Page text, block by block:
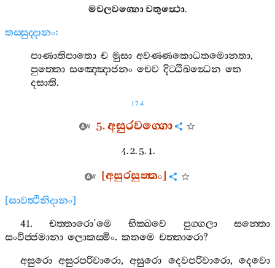
මචලවග‍්ගොචතුත්‍ථො.
තස‍්සුද‍්දානං:
පාණාතිපාතො ච මුසා අවණ‍්ණකොධතමොනතා,
පුත‍්තො සඤ‍්ඤොජනං චෙව දිට‍්ඨිඛන්‍ධෙන තෙ
දසාති.
174
5.අසුරවග‍්ගො
4. 2. 5. 1.
[අසුරසුත‍්තං]
[සාවත්‍ථිනිදානං]
41. චත‍්තාරො’මෙ භික‍්ඛවෙ පුග‍්ගලා
සන‍්තො
සංවිජ‍්ජමානා ලොකස‍්මිං. කතමෙ චත‍්තාරො?
අසුරො අසුරපරිවාරො,අසුරො දෙවපරිවාරො, දෙවො